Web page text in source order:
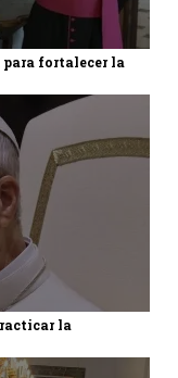
para fortalecer la
la